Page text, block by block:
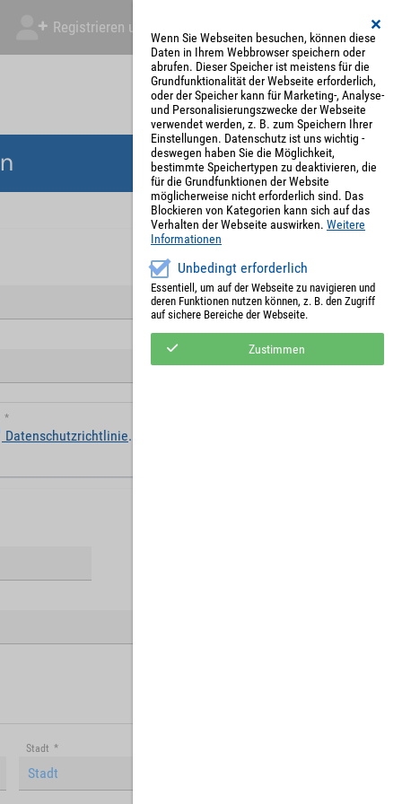
Registrieren und Angebot abgeben Mein Account
*
Datenschutzrichtlinie.
Stadt *
Wenn Sie Webseiten besuchen, können diese
Daten in Ihrem Webbrowser speichern oder
abrufen. Dieser Speicher ist meistens für die
Grundfunktionalität der Webseite erforderlich,
oder der Speicher kann für Marketing-, Analyse-
und Personalisierungszwecke der Webseite
verwendet werden, z. B. zum Speichern Ihrer
Einstellungen. Datenschutz ist uns wichtig -
deswegen haben Sie die Möglichkeit,
bestimmte Speichertypen zu deaktivieren, die
für die Grundfunktionen der Website
möglicherweise nicht erforderlich sind. Das
Blockieren von Kategorien kann sich auf das
Verhalten der Webseite auswirken. Weitere
Informationen
Unbedingt erforderlich
Essentiell, um auf der Webseite zu navigieren und
deren Funktionen nutzen können, z. B. den Zugriff
auf sichere Bereiche der Webseite.
Zustimmen